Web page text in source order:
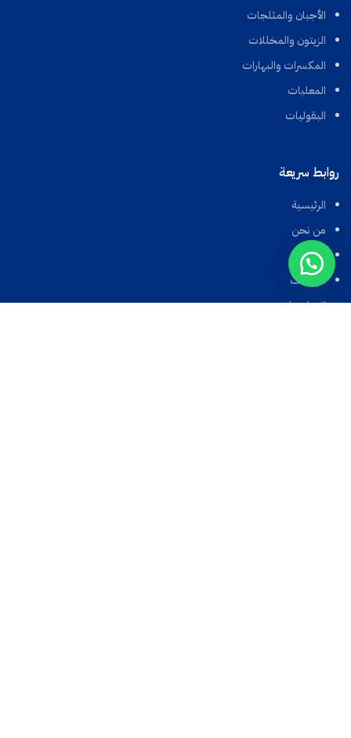
الأجبان والمثلجات
الزيتون والمخللات
المكسرات والبهارات
المعلبات
البقوليات
روابط سريعة
الرئيسية
من نحن
المتجر
الوظائف
اتصل بنا